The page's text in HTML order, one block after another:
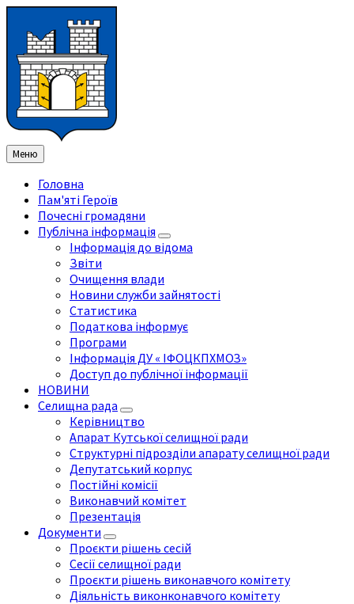
змісту
ліву
бічну
панель
праву
бічну
панель
нижнього
колонтитула
Меню
Головна
Пам'яті Героїв
Почесні громадяни
Публічна інформація
Інформація до відома
Звіти
Очищення влади
Новини служби зайнятості
Статистика
Податкова інформує
Програми
Інформація ДУ « ІФОЦКПХМОЗ»
Доступ до публічної інформації
НОВИНИ
Селищна рада
Керівництво
Апарат Кутської селищної ради
Структурні підрозділи апарату селищної ради
Депутатський корпус
Постійні комісії
Виконавчий комітет
Презентація
Документи
Проєкти рішень сесій
Сесії селищної ради
Проєкти рішень виконавчого комітету
Діяльність виконконавчого комітету